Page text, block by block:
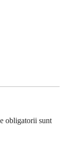
obligatorii sunt